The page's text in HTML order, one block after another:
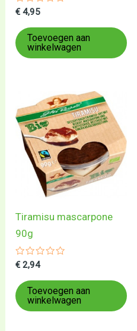
Gewaardeerd
uit
5
€ 4,95
Toevoegen aan
winkelwagen
Tiramisu mascarpone
90g
Gewaardeerd
uit
5
€ 2,94
Toevoegen aan
winkelwagen